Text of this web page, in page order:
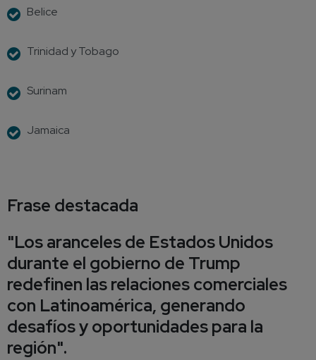
Belice
Trinidad y Tobago
Surinam
Jamaica
Frase destacada
"Los aranceles de Estados Unidos
durante el gobierno de Trump
redefinen las relaciones comerciales
con Latinoamérica, generando
desafíos y oportunidades para la
región".